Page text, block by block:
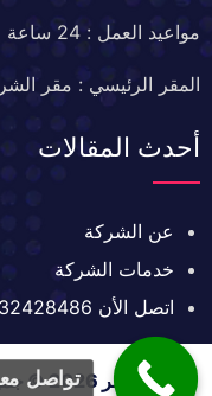
مواعيد العمل : 24 ساعة طوال أيام الأسبوع
المقر الرئيسي : مقر
أحدث المقالات
عن الشركة
خدمات الشركة
اتصل الأن 0532428486
حقوق النشر 2026 © جميع الحقوق محفوظة لشركة إنجاز الرياض تواصل